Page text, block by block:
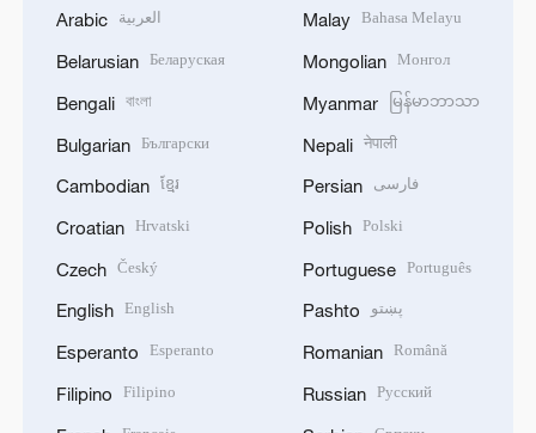
Arabic العربية
Belarusian Беларуская
Bengali বাংলা
Bulgarian Български
Cambodian ខ្មែរ
Croatian Hrvatski
Czech Český
English English
Esperanto Esperanto
Filipino Filipino
Malay Bahasa Melayu
Mongolian Монгол
Myanmar မြန်မာဘာသာ
Nepali नेपाली
Persian فارسی
Polish Polski
Portuguese Português
Pashto پښتو
Romanian Română
Russian Русский